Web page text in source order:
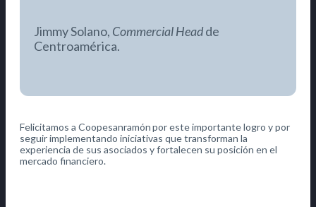
Jimmy Solano, Commercial Headde
Centroamérica.
Felicitamos a Coopesanramón por este importante logro y por
seguir implementando iniciativas que transforman la
experiencia de sus asociados y fortalecen su posición en el
mercado financiero.